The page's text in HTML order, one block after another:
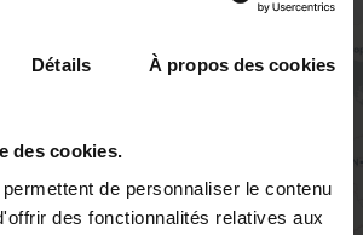
Détails À propos des cookies
des cookies.
de personnaliser le contenu
des fonctionnalités relatives aux
2